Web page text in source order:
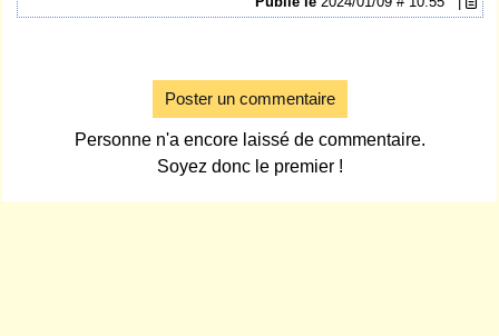
Poster un commentaire
Personne n'a encore laissé de commentaire.
Soyez donc le premier !